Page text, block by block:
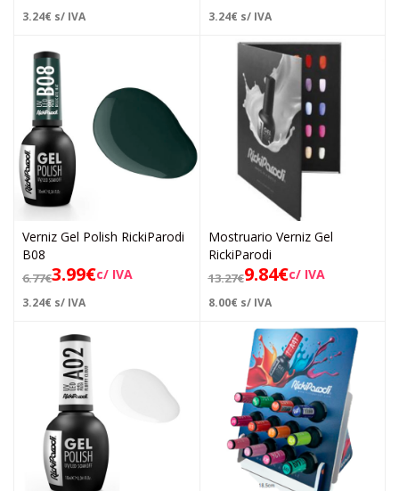
3.24€ s/ IVA 3.24€ s/ IVA
Verniz Gel Polish RickiParodi
B08
6.77€3.99€c/ IVA
3.24€ s/ IVA
Mostruario Verniz Gel
RickiParodi
13.27€9.84€c/ IVA
8.00€ s/ IVA